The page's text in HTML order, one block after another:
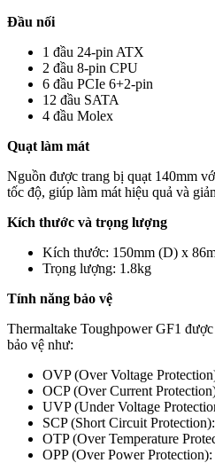
Đầu nối
1 đầu 24-pin ATX
2 đầu 8-pin CPU
6 đầu PCIe 6+2-pin
12 đầu SATA
4 đầu Molex
Quạt làm mát
Nguồn được trang bị quạt 140mm
tốc độ, giúp làm mát hiệu quả và
Kích thước và trọng lượng
Kích thước: 150mm (D) x
Trọng lượng: 1.8kg
Tính năng bảo vệ
Thermaltake Toughpower GF1
bảo vệ như:
OVP (Over Voltage
OCP (Over Current
UVP (Under Voltage
SCP (Short Circuit
OTP (Over Temperature
OPP (Over Power